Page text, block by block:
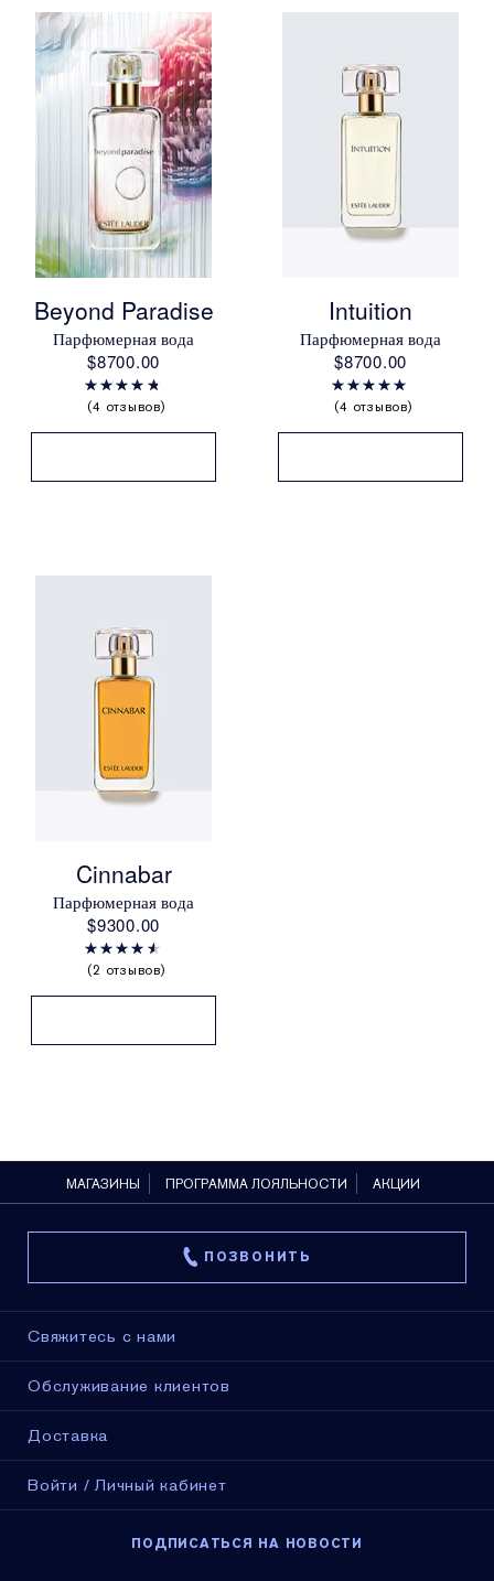
Beyond Paradise
Парфюмерная вода
$8700.00
4 отзывов
Intuition
Парфюмерная вода
$8700.00
4 отзывов
Cinnabar
Парфюмерная вода
$9300.00
2 отзывов
МАГАЗИНЫ ПРОГРАММА ЛОЯЛЬНОСТИ АКЦИИ
ПОЗВОНИТЬ
Свяжитесь с нами
Обслуживание клиентов
Доставка
Войти / Личный кабинет
ПОДПИСАТЬСЯ НА НОВОСТИ